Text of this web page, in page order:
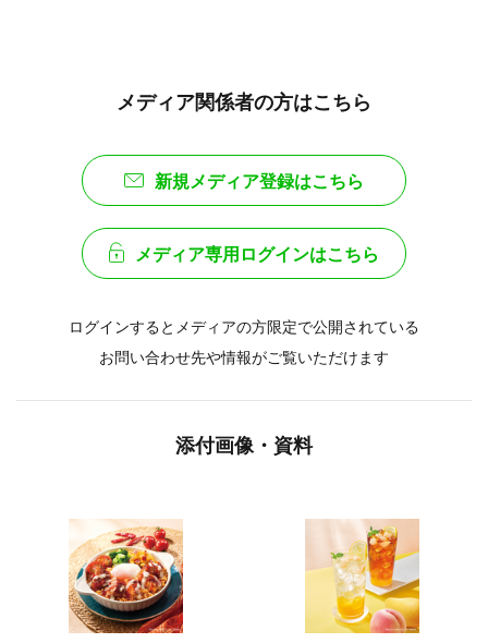
メディア関係者の方はこちら
新規メディア登録はこちら
メディア専用ログインはこちら
ログインするとメディアの方限定で公開されている
お問い合わせ先や情報がご覧いただけます
添付画像・資料